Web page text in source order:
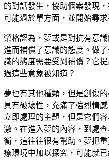
的對話發生，協助個案發現
可能過於單方面，並開始尋求
榮格認為，夢或是對抗有意
進而補償了意識的態度。做
識的態度需要受到補償？它
過這些意象被知道？
夢也有其他種類，但是創傷
具有破壞性，充滿了強烈情
立即處理的主題，但是它們
激。在進入夢的內容，到處
衡，這往往很有幫助。夢把
療環境中加以探究，可能就已